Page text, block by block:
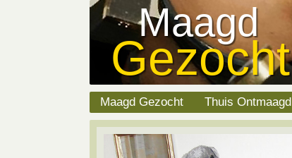
Maagd
Gezocht
Maagd Gezocht Thuis Ontmaagd